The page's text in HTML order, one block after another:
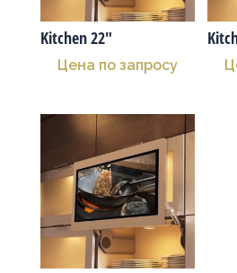
Kitchen 22″
Цена по запросу